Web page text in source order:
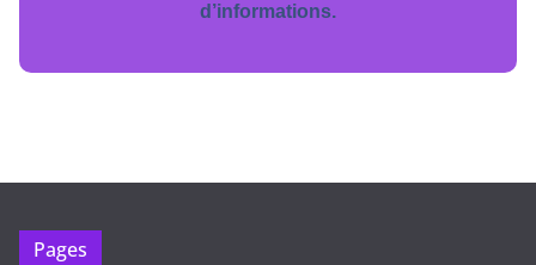
d’informations.
Pages